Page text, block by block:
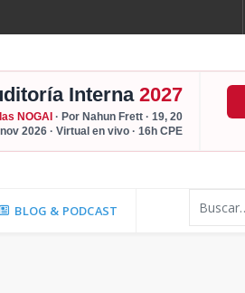
Interna2027
NOGAI · Por Nahun Frett · 19, 20
2026 · Virtual en vivo · 16h CPE
BLOG & PODCAST